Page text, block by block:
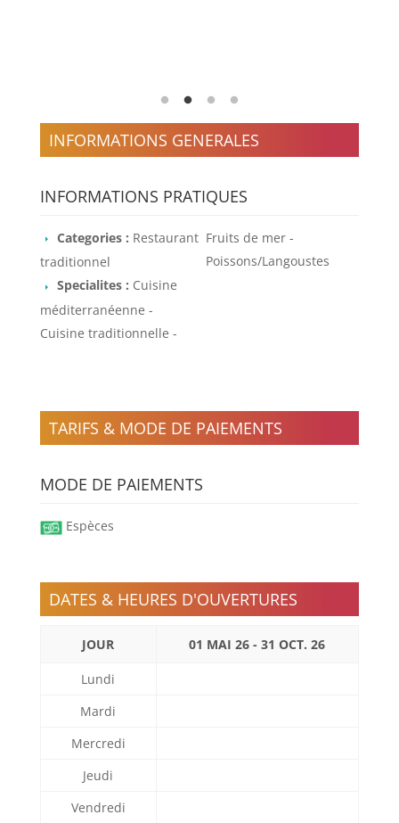
INFORMATIONS GENERALES
INFORMATIONS PRATIQUES
Categories : Restaurant
traditionnel
Specialites : Cuisine
méditerranéenne -
Cuisine traditionnelle -
Fruits de mer -
Poissons/Langoustes
TARIFS & MODE DE PAIEMENTS
MODE DE PAIEMENTS
Espèces
DATES & HEURES D'OUVERTURES
JOUR 01 MAI 26 - 31 OCT. 26
Lundi
Mardi
Mercredi
Jeudi
Vendredi